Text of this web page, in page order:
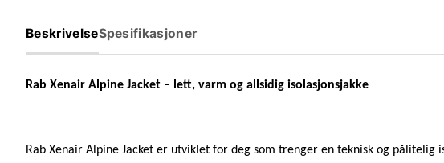
BeskrivelseSpesifikasjoner
Rab Xenair Alpine Jacket – lett, varm og allsidig isolasjonsjakke
Rab Xenair Alpine Jacket er utviklet for deg som trenger en teknisk og